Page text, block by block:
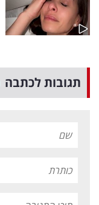
תגובות לכתבה